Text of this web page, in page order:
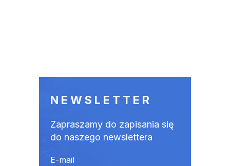
NEWSLETTER
Zapraszamy do zapisania się
do naszego newslettera
E-mail